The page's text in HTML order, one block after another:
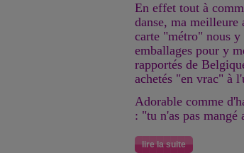
En effet tout à
danse, ma meilleure
carte "métro" nous y
emballages pour y
rapportés de
achetés "en vrac" à
Adorable comme
: "tu n'as pas mangé
lire la suite